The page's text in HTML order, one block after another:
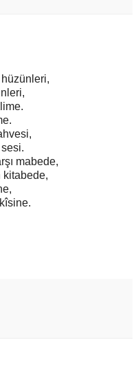
mabede,
kitabede,